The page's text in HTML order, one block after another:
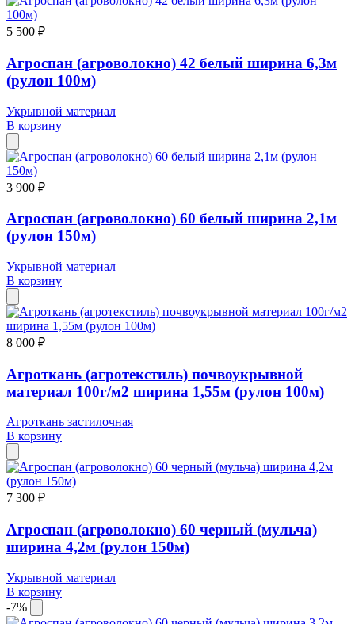
5 500 ₽
Агроспан (агроволокно) 42 белый ширина 6,3м
(рулон 100м)
Укрывной материал
В корзину
3 900 ₽
Агроспан (агроволокно) 60 белый ширина 2,1м
(рулон 150м)
Укрывной материал
В корзину
8 000 ₽
Агроткань (агротекстиль) почвоукрывной
материал 100г/м2 ширина 1,55м (рулон 100м)
Агроткань застилочная
В корзину
7 300 ₽
Агроспан (агроволокно) 60 черный (мульча)
ширина 4,2м (рулон 150м)
Укрывной материал
В корзину
-7%